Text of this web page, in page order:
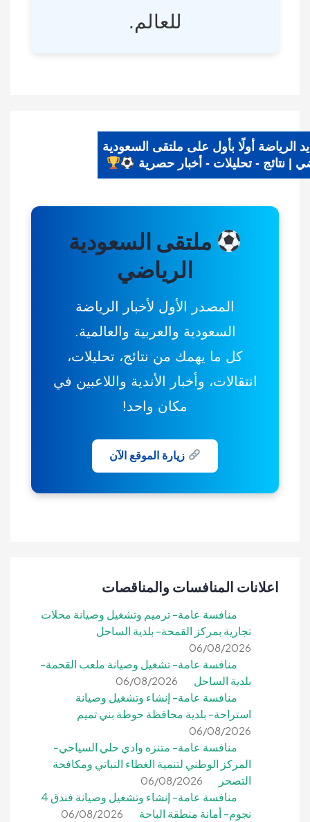
للعالم.
الرياضة أولًا بأول على ملتقى السعودية
| نتائج - تحليلات - أخبار حصرية
ملتقى السعودية
الرياضي
المصدر الأول لأخبار الرياضة
السعودية والعربية والعالمية.
كل ما يهمك من نتائج، تحليلات،
انتقالات، وأخبار الأندية واللاعبين في
مكان واحد!
زيارة الموقع الآن
اعلانات المنافسات والمناقصات
منافسة عامة- ترميم وتشغيل وصيانة محلات
تجارية بمركز القمحة- بلدية الساحل
06/08/2026
منافسة عامة- تشغيل وصيانة ملعب القحمة-
بلدية الساحل
06/08/2026
منافسة عامة- إنشاء وتشغيل وصيانة
استراحة- بلدية محافظة حوطة بني تميم
06/08/2026
منافسة عامة- متنزه وادي حلي السياحي-
المركز الوطني لتنمية الغطاء النباتي ومكافحة
التصحر
06/08/2026
منافسة عامة- إنشاء وتشغيل وصيانة فندق 4
نجوم- أمانة منطقة الباحة
06/08/2026